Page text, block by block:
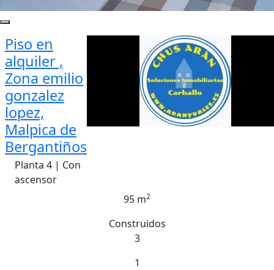
Piso en
alquiler ,
Zona emilio
gonzalez
lopez,
Malpica de
Bergantiños
Planta 4 | Con
ascensor
95 m2
Construidos
3
1